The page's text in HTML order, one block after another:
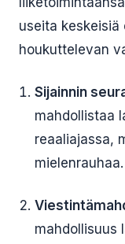
useita
houkuttelevan
Sijainnin
mahdollistaa
reaaliajassa,
mielenrauhaa.
mahdollisuus